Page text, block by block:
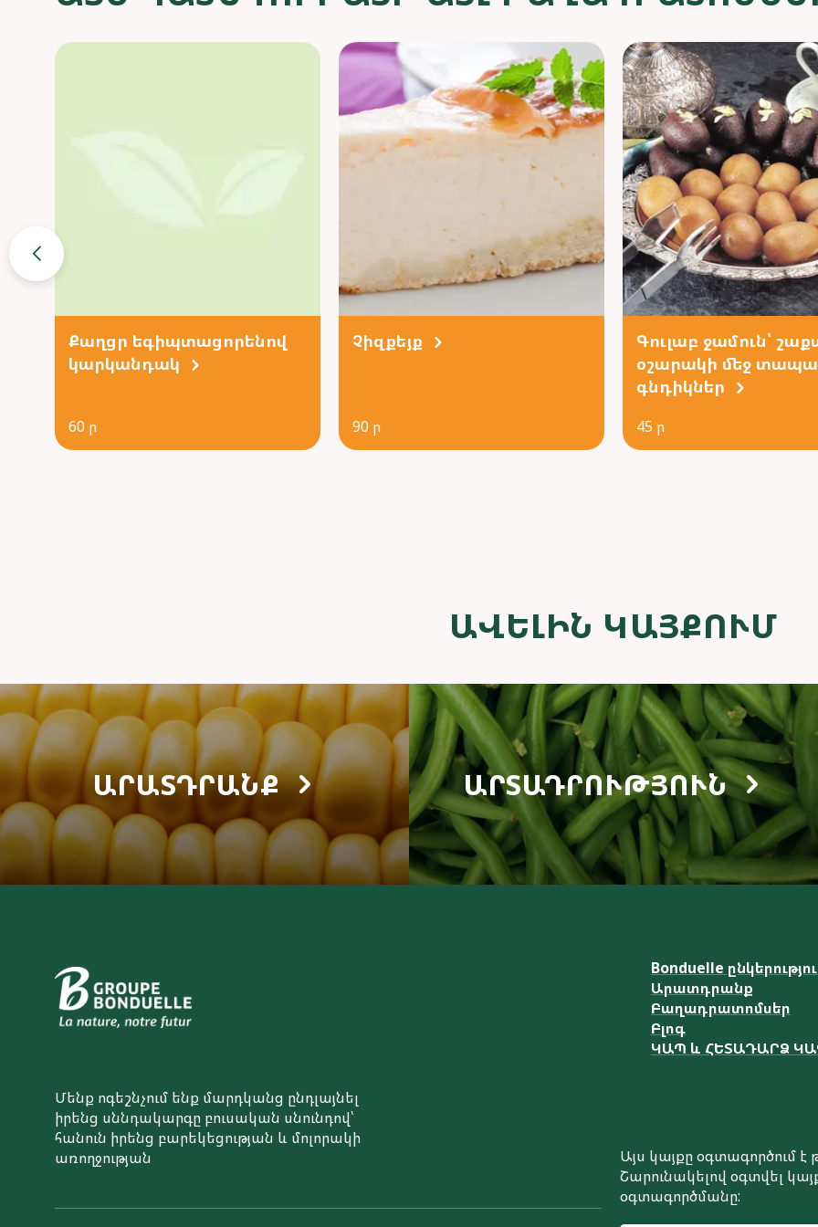
Քաղցր եգիպտացորենով
կարկանդակ
60 ր
Չիզքեյք
90 ր
Գուլաբ ջամուն՝
օշարակի մեջ
գնդիկներ
45 ր
ԱՎԵԼԻՆ ԿԱՅՔՈՒՄ
ԱՐԱՏԴՐԱՆՔ ԱՐՏԱԴՐՈՒԹՅՈՒՆ
Մենք ոգեշնչում ենք մարդկանց ընդլայնել
իրենց սննդակարգը բուսական սնունդով՝
հանուն իրենց բարեկեցության և մոլորակի
առողջության
Bonduelle
Արատդրանք
Բաղադրատոմսեր
Բլոգ
ԿԱՊ և ՀԵՏԱԴԱՐՁ
Այս կայքը օգտագործում
Շարունակելով օգտվել
օգտագործմանը: